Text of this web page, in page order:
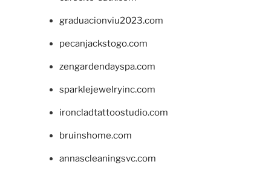
graduacionviu2023.com
pecanjackstogo.com
zengardendayspa.com
sparklejewelryinc.com
ironcladtattoostudio.com
bruinshome.com
annascleaningsvc.com